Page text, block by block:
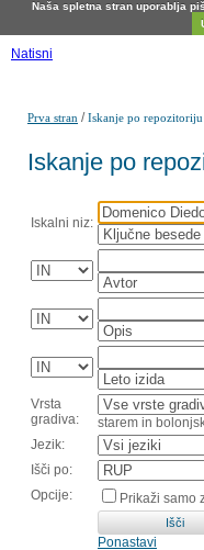
Naša spletna stran uporablja
Natisni
Prva stran /Iskanje po repozitoriju
Iskanje po
Iskalni niz:
Vrsta
gradiva:
starem in
Jezik:
Išči po:
Opcije:
Prikaži samo
Ponastavi